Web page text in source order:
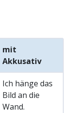
mit
Akkusativ
Ich hänge das
Bild an die
Wand.